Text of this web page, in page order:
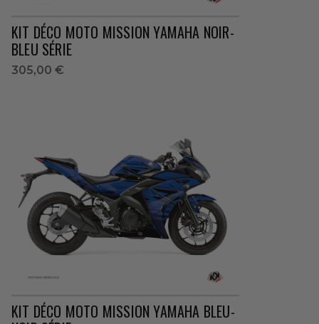
KIT DÉCO MOTO MISSION YAMAHA NOIR-
BLEU SÉRIE
305,00 €
KIT DÉCO MOTO MISSION YAMAHA BLEU-